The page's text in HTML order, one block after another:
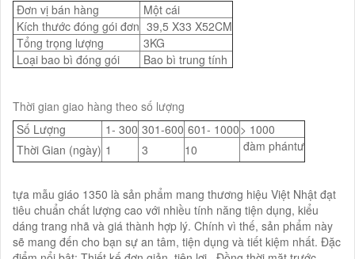
Đơn vị bán hàng
Một cái
Kích thước đóng gói đơn 39,5 X33 X52CM
Tổng trọng lượng
3KG
Loại bao bì đóng gói
Bao bì trung tính
Thời gian giao hàng theo số lượng
Số Lượng
1- 300 301-600 601- 1000> 1000
Thời Gian (ngày) 1 3 10 đàm phántư
tựa mẫu giáo 1350 là sản phẩm mang thương hiệu Việt Nhật đạt
tiêu chuẩn chất lượng cao với nhiều tính năng tiện dụng, kiểu
dáng trang nhã và giá thành hợp lý. Chính vì thế, sản phẩm này
sẽ mang đến cho bạn sự an tâm, tiện dụng và tiết kiệm nhất. Đặc